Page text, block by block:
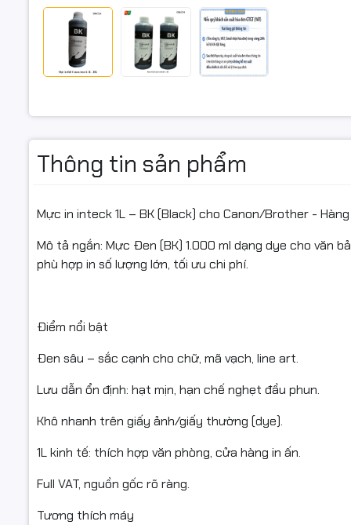
Thông tin sản phẩm
Mực in inteck 1L – BK (Black) cho Canon/Brother -
Mô tả ngắn: Mực Đen (BK) 1.000 ml dạng dye cho văn
phù hợp in số lượng lớn, tối ưu chi phí.
Điểm nổi bật
Đen sâu – sắc cạnh cho chữ, mã vạch, line art.
Lưu dẫn ổn định: hạt mịn, hạn chế nghẹt đầu phun.
Khô nhanh trên giấy ảnh/giấy thường (dye).
1L kinh tế: thích hợp văn phòng, cửa hàng in ấn.
Full VAT, nguồn gốc rõ ràng.
Tương thích máy
IX6770 /
DCP-
đầu phun,